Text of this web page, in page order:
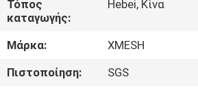
ΓΎΡΟΣ
ΕΡΓΟΣΤΑΣΊΩΝ
Τόπος
καταγωγής:
Hebei, Κίνα
Μάρκα:
XMESH
Πιστοποίηση:
SGS